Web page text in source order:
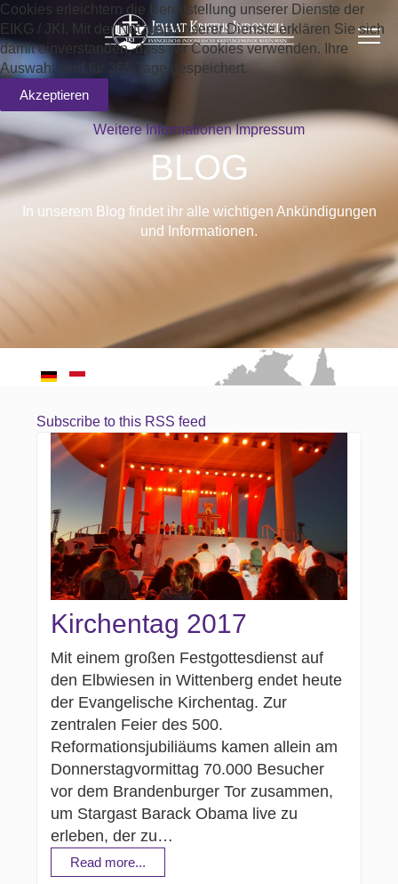
BLOG
In unserem Blog findet ihr alle wichtigen Ankündigungen
und Informationen.
Subscribe to this RSS feed
Kirchentag 2017
Mit einem großen Festgottesdienst auf
den Elbwiesen in Wittenberg endet heute
der Evangelische Kirchentag. Zur
zentralen Feier des 500.
Reformationsjubiliäums kamen allein am
Donnerstagvormittag 70.000 Besucher
vor dem Brandenburger Tor zusammen,
um Stargast Barack Obama live zu
erleben, der zu…
Read more...
Cookies erleichtern die Bereitstellung unserer Dienste der
EIKG / JKI. Mit der Nutzung unserer Dienste erklären Sie sich
damit einverstanden, dass wir Cookies verwenden. Ihre
Auswahl wird für 365 Tage gespeichert.
Akzeptieren
Weitere Informationen Impressum